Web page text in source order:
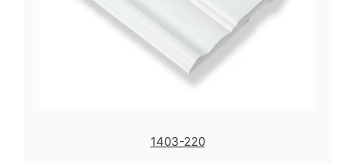
1403-220